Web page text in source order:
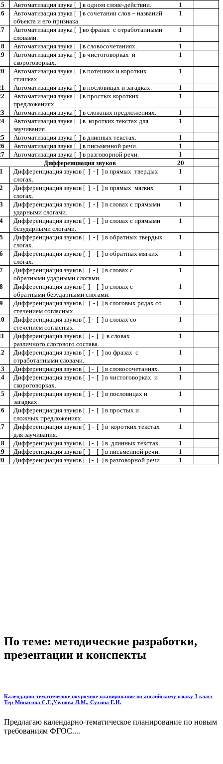
Автоматизация звука [ ] в одном слове-действии.
1
Автоматизация звука [ ] в сочетании слов – названий
объекта и его признака.
1
Автоматизация звука [ ] во фразах с отработанными
словами.
1
Автоматизация звука [ ] в словосочетаниях.
1
Автоматизация звука [ ] в чистоговорках и
скороговорках.
1
Автоматизация звука [ ] в потешках и коротких
стишках.
1
Автоматизация звука [ ] в пословицах и загадках.
1
Автоматизация звука [ ] в простых коротких
предложениях.
1
Автоматизация звука [ ] в сложных предложениях.
1
Автоматизация звука [ ] в коротких текстах для
заучивания.
1
Автоматизация звука [ ] в длинных текстах.
1
Автоматизация звука [ ] в письменной речи.
1
Автоматизация звука [ ] в разговорной речи.
1
Дифференциация звуков
20
Дифференциация звуков [ ] - [ ] в прямых твердых
слогах.
1
Дифференциация звуков [ ] - [ ] в прямых мягких
слогах.
1
Дифференциация звуков [ ] - [ ] в словах с прямыми
ударными слогами.
1
Дифференциация звуков [ ] - [ ] в словах с прямыми
безударными слогами.
1
Дифференциация звуков [ ] - [ ] в обратных твердых
слогах.
1
Дифференциация звуков [ ] - [ ] в обратных мягких
слогах.
1
Дифференциация звуков [ ] - [ ] в словах с
обратными ударными слогами.
1
Дифференциация звуков [ ] - [ ] в словах с
обратными безударными слогами.
1
Дифференциация звуков [ ] - [ ] в слоговых рядах со
стечением согласных
1
Дифференциация звуков [ ] - [ ] в словах со
стечением согласных.
1
Дифференциация звуков [ ] - [ ] в словах
различного слогового состава.
1
Дифференциация звуков [ ] - [ ] во фразах с
отработанными словами.
1
Дифференциация звуков [ ] - [ ] в словосочетаниях.
1
Дифференциация звуков [ ] - [ ] в чистоговорках и
скороговорках.
1
Дифференциация звуков [ ] - [ ] в пословицах и
загадках.
1
Дифференциация звуков [ ] - [ ] в простых и
сложных предложениях.
1
Дифференциация звуков [ ] - [ ] в коротких текстах
для заучивания.
1
Дифференциация звуков [ ] - [ ] в длинных текстах.
1
Дифференциация звуков [ ] - [ ] в письменной речи.
1
Дифференциация звуков [ ] - [ ] в разговорной речи. 1
По теме: методические разработки,
презентации и конспекты
Календарно-тематическое поурочное планирование по английскому языку 3 класс
Тер-Минасова С.Г.,Узунова Л.М., Сухина Е.И.
Предлагаю календарно-тематическое планирование по новым
требованиям ФГОС....